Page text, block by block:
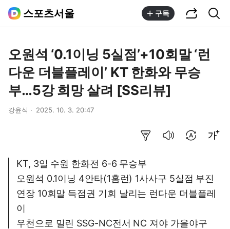
스포츠서울 구독
오원석 ‘0.1이닝 5실점’+10회말 ‘런
다운 더블플레이’ KT 한화와 무승
부…5강 희망 살려 [SS리뷰]
강윤식 2025. 10. 3. 20:47
KT, 3일 수원 한화전 6-6 무승부
오원석 0.1이닝 4안타(1홈런) 1사사구 5실점 부진
연장 10회말 득점권 기회 날리는 런다운 더블플레
이
우천으로 밀린 SSG-NC전서 NC 져야 가을야구